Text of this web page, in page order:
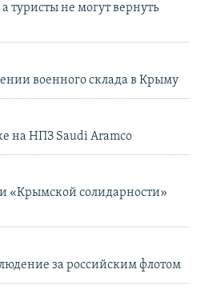
туристы не могут вернуть
военного склада в Крыму
на НПЗ Saudi Aramco
«Крымской солидарности»
за российским флотом